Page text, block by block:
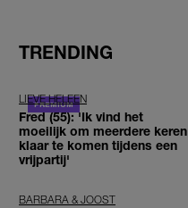
TRENDING
LIEVE HELEEN
Fred (55): 'Ik vind het
moeilijk om meerdere keren
klaar te komen tijdens een
vrijpartij'
BARBARA & JOOST